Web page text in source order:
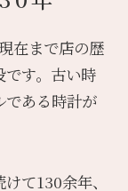
在まで店の歴
です。古い時
である時計が
て130余年、